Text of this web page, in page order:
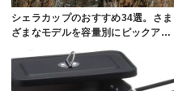
シェラカップのおすすめ34選。さま
ざまなモデルを容量別にピックア…